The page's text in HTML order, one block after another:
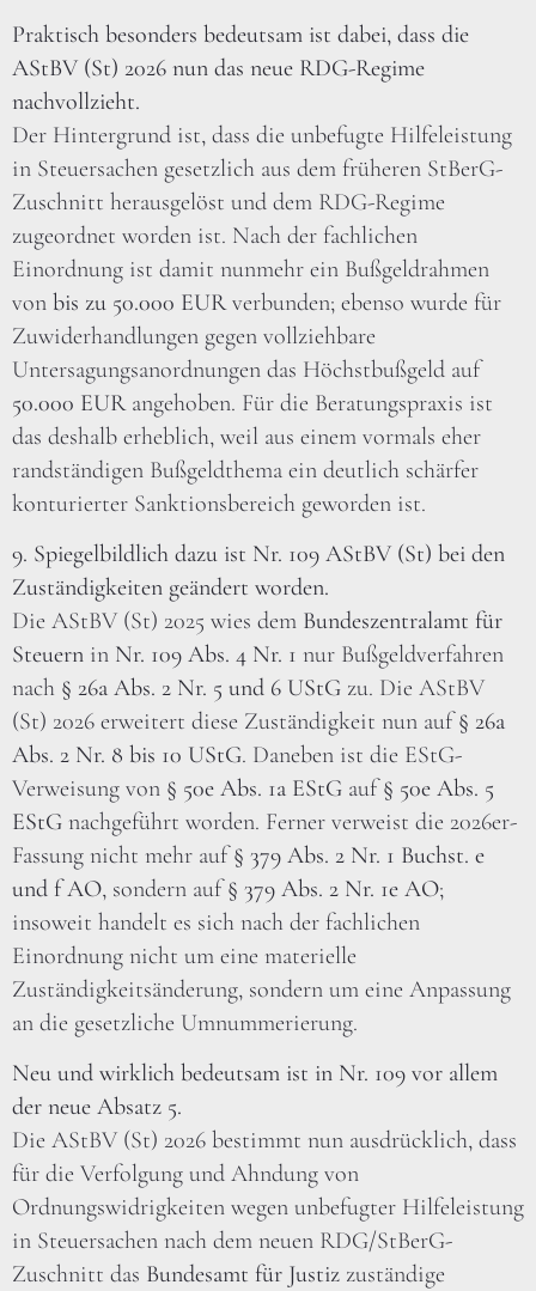
Praktisch besonders bedeutsam ist dabei, dass die
AStBV (St) 2026 nun das neue RDG-Regime
nachvollzieht.
Der Hintergrund ist, dass die unbefugte Hilfeleistung
in Steuersachen gesetzlich aus dem früheren StBerG-
Zuschnitt herausgelöst und dem RDG-Regime
zugeordnet worden ist. Nach der fachlichen
Einordnung ist damit nunmehr ein Bußgeldrahmen
von bis zu 50.000 EURverbunden; ebenso wurde für
Zuwiderhandlungen gegen vollziehbare
Untersagungsanordnungen das Höchstbußgeld auf
50.000 EURangehoben. Für die Beratungspraxis ist
das deshalb erheblich, weil aus einem vormals eher
randständigen Bußgeldthema ein deutlich schärfer
konturierter Sanktionsbereich geworden ist.
9. Spiegelbildlich dazu ist Nr. 109 AStBV (St) bei den
Zuständigkeiten geändert worden.
Die AStBV (St) 2025 wies dem Bundeszentralamt für
Steuern in Nr. 109 Abs. 4 Nr. 1 nur Bußgeldverfahren
nach § 26a Abs. 2 Nr. 5 und 6 UStG zu. Die AStBV
(St) 2026 erweitert diese Zuständigkeit nun auf§ 26a
Abs. 2 Nr. 8 bis 10 UStG. Daneben ist die EStG-
Verweisung von § 50e Abs. 1a EStG auf§ 50e Abs. 5
EStG nachgeführt worden. Ferner verweist die 2026er-
Fassung nicht mehr auf§ 379 Abs. 2 Nr. 1 Buchst. e
und f AO, sondern auf§ 379 Abs. 2 Nr. 1e AO;
insoweit handelt es sich nach der fachlichen
Einordnung nicht um eine materielle
Zuständigkeitsänderung, sondern um eine Anpassung
an die gesetzliche Umnummerierung.
Neu und wirklich bedeutsam ist in Nr. 109 vor allem
der neue Absatz 5.
Die AStBV (St) 2026 bestimmt nun ausdrücklich, dass
für die Verfolgung und Ahndung von
Ordnungswidrigkeiten wegen unbefugter Hilfeleistung
in Steuersachen nach dem neuen RDG/StBerG-
Zuschnitt das Bundesamt für Justiz zuständige